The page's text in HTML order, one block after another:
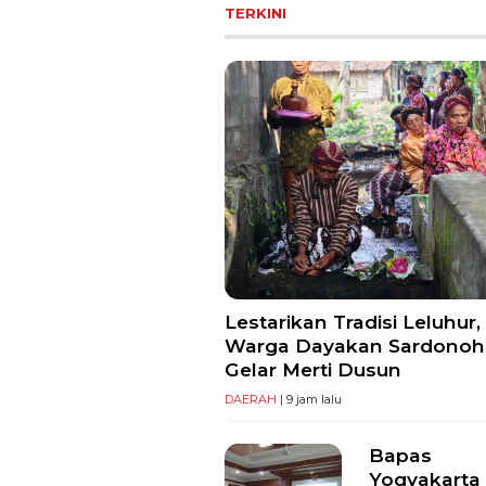
TERKINI
Lestarikan Tradisi Leluhur,
Warga Dayakan
Gelar Merti Dusun
DAERAH | 9 jam lalu
Bapas
Yogyakarta